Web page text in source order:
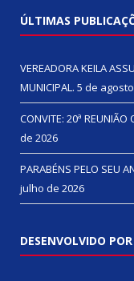
ÚLTIMAS
VEREADORA KEILA
MUNICIPAL. 5 de
CONVITE: 20ª
de 2026
PARABÉNS PELO SEU
julho de 2026
DESENVOLVIDO